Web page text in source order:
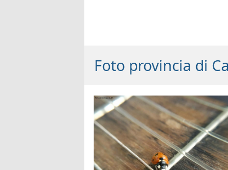
Foto provincia di